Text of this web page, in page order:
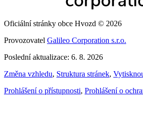
Oficiální stránky obce Hvozd © 2026
Provozovatel Galileo Corporation s.r.o.
Poslední aktualizace: 6. 8. 2026
Změna vzhledu, Struktura stránek,
Prohlášení o přístupnosti, Prohlášení o